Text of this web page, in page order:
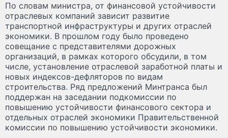
По словам министра, от финансовой устойчивости
отраслевых компаний зависит развитие
транспортной инфраструктуры и других отраслей
экономики. В прошлом году было проведено
совещание с представителями дорожных
организаций, в рамках которого обсудили, в том
числе, установление отраслевой заработной платы и
новых индексов-дефляторов по видам
строительства. Ряд предложений Минтранса был
поддержан на заседании подкомиссии по
повышению устойчивости финансового сектора и
отдельных отраслей экономики Правительственной
комиссии по повышению устойчивости экономики.